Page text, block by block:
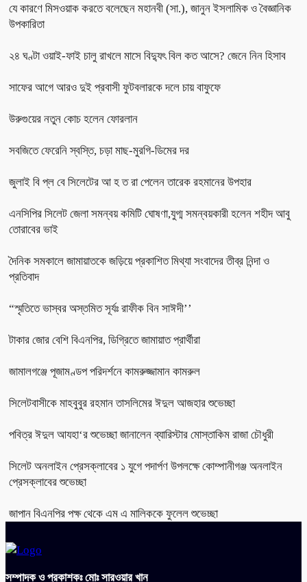
যে কারণে মিসওয়াক করতে বলেছেন মহানবী (সা.), জানুন ইসলামিক ও বৈজ্ঞানিক
উপকারিতা
২৪ ঘণ্টা ওয়াই-ফাই চালু রাখলে মাসে বিদ্যুৎ বিল কত আসে? জেনে নিন হিসাব
সাফের আগে আরও দুই প্রবাসী ফুটবলারকে দলে চায় বাফুফে
উরুগুয়ের নতুন কোচ হলেন ফোরলান
সবজিতে ফেরেনি স্বস্তি, চড়া মাছ-মুরগি-ডিমের দর
জুলাই বি প্ল বে সিলেটের আ হ ত রা পেলেন তারেক রহমানের উপহার
এনসিপির সিলেট জেলা সমন্বয় কমিটি ঘোষণা,যুগ্ম সমন্বয়কারী হলেন শহীদ আবু
তোরাবের ভাই
দৈনিক সমকালে জামায়াতকে জড়িয়ে প্রকাশিত মিথ্যা সংবাদের তীব্র নিন্দা ও
প্রতিবাদ
“স্মৃতিতে ভাস্বর অস্তমিত সূর্যঃ রাফীক বিন সাঈদী’’
টাকার জোর বেশি বিএনপির, ডিগ্রিতে জামায়াত প্রার্থীরা
জামালগঞ্জে পূজামণ্ডপ পরিদর্শনে কামরুজ্জামান কামরুল
সিলেটবাসীকে মাহবুবুর রহমান তাসলিমের ঈদুল আজহার শুভেচ্ছা
পবিত্র ঈদুল আযহা‘র শুভেচ্ছা জানালেন ব্যারিস্টার মোস্তাকিম রাজা চৌধুরী
সিলেট অনলাইন প্রেসক্লাবের ১ যুগে পদার্পণ উপলক্ষে কোম্পানীগঞ্জ অনলাইন
প্রেসক্লাবের শুভেচ্ছা
জাপান বিএনপির পক্ষ থেকে এম এ মালিককে ফুলেল শুভেচ্ছা
সম্পাদক ও প্রকাশকঃ মোঃ সারওয়ার খান